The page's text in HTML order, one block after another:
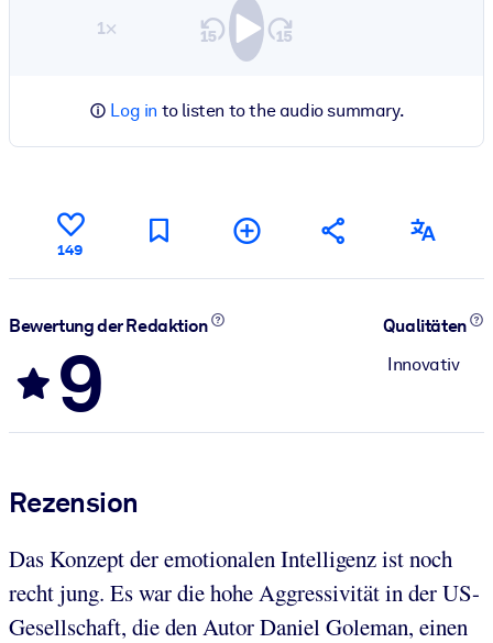
1×
Log in to listen to the audio summary.
149
Bewertung der Redaktion
9
Qualitäten
Innovativ
Rezension
Das Konzept der emotionalen Intelligenz ist noch
recht jung. Es war die hohe Aggressivität in der US-
Gesellschaft, die den Autor Daniel Goleman, einen